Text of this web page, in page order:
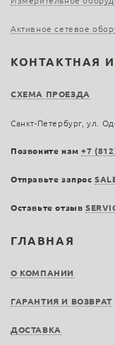
ГЛАВНАЯ
О КОМПАНИИ
ГАРАНТИЯ И ВОЗВРАТ
ДОСТАВКА
Активное сетевое
КОНТАКТНАЯ
СХЕМА ПРОЕЗДА
Санкт-Петербург, ул.
Позвоните нам+7
Отправьте запрос
Оставьте отзыв